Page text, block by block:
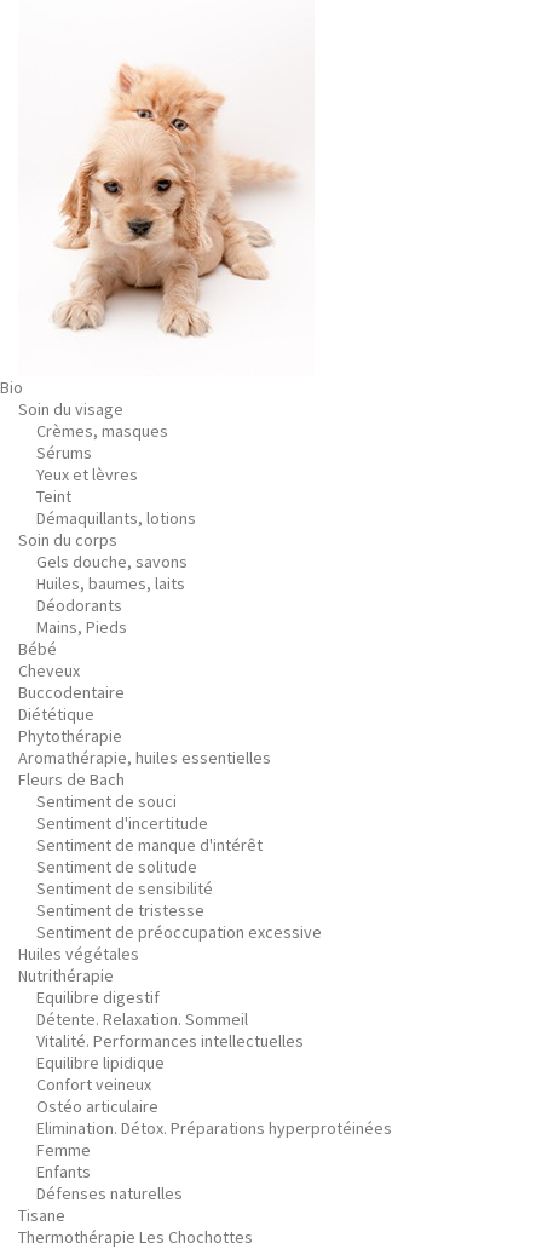
Bio
Soin du visage
Crèmes, masques
Sérums
Yeux et lèvres
Teint
Démaquillants, lotions
Soin du corps
Gels douche, savons
Huiles, baumes, laits
Déodorants
Mains, Pieds
Bébé
Cheveux
Buccodentaire
Diététique
Phytothérapie
Aromathérapie, huiles essentielles
Fleurs de Bach
Sentiment de souci
Sentiment d'incertitude
Sentiment de manque d'intérêt
Sentiment de solitude
Sentiment de sensibilité
Sentiment de tristesse
Sentiment de préoccupation excessive
Huiles végétales
Nutrithérapie
Equilibre digestif
Détente. Relaxation. Sommeil
Vitalité. Performances intellectuelles
Equilibre lipidique
Confort veineux
Ostéo articulaire
Elimination. Détox. Préparations hyperprotéinées
Femme
Enfants
Défenses naturelles
Tisane
Thermothérapie Les Chochottes